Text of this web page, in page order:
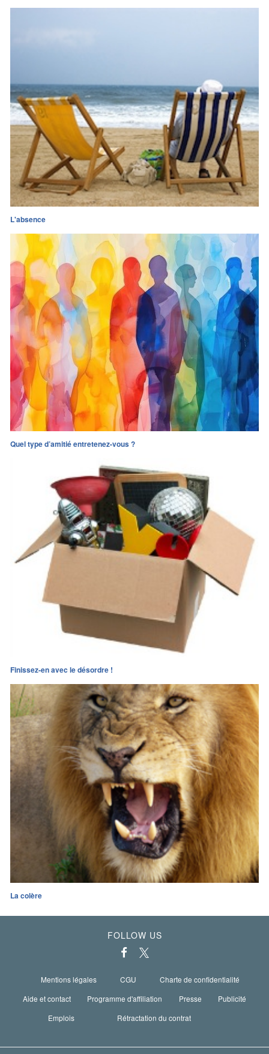
L'absence
Quel type d’amitié entretenez-vous ?
Finissez-en avec le désordre !
La colère
FOLLOW US
Mentions légales CGU
Charte de confidentialité
Aide et contact
Programme d'affiliation Presse
Publicité
Emplois
Rétractation du contrat